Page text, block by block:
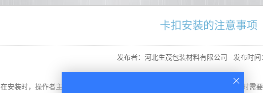
卡扣安装的注意事项
发布者：河北生茂包装材料有限公司 发布时间
在安装时，操作者主要通过手感以及声音来判断卡扣安装是否到位，因此在设计时需要